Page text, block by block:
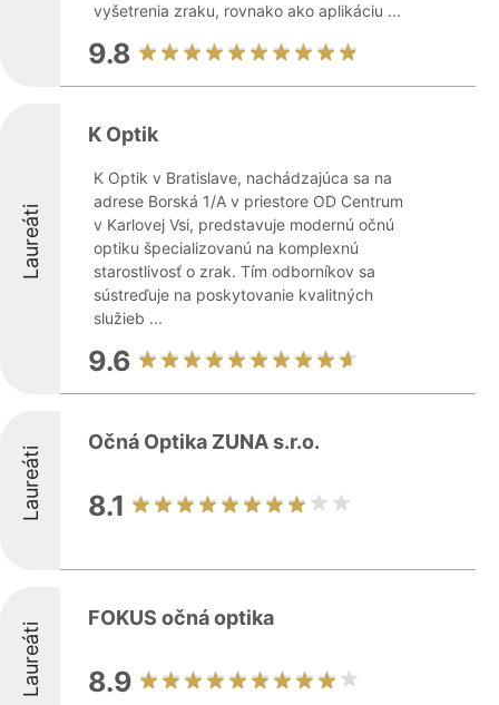
vyšetrenia zraku, rovnako ako aplikáciu ...
9.8
Laureáti
K Optik
K Optik v Bratislave, nachádzajúca sa na
adrese Borská 1/A v priestore OD Centrum
v Karlovej Vsi, predstavuje modernú očnú
optiku špecializovanú na komplexnú
starostlivosť o zrak. Tím odborníkov sa
sústreďuje na poskytovanie kvalitných
služieb ...
9.6
Laureáti
Očná Optika ZUNA s.r.o.
8.1
Laureáti
FOKUS očná optika
8.9